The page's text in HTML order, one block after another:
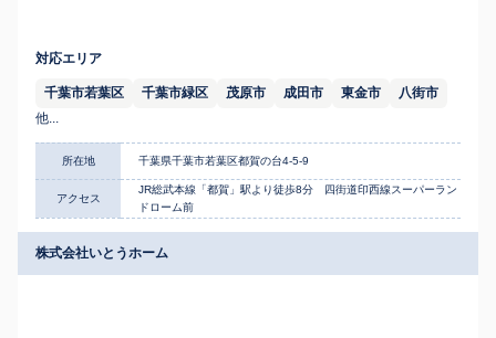
対応エリア
千葉市若葉区 千葉市緑区 茂原市 成田市 東金市
八街市
他...
所在地 千葉県千葉市若葉区都賀の台4-5-9
アクセス
JR総武本線「都賀」駅より徒歩8分 四街道印西線スーパーラン
ドローム前
株式会社いとうホーム